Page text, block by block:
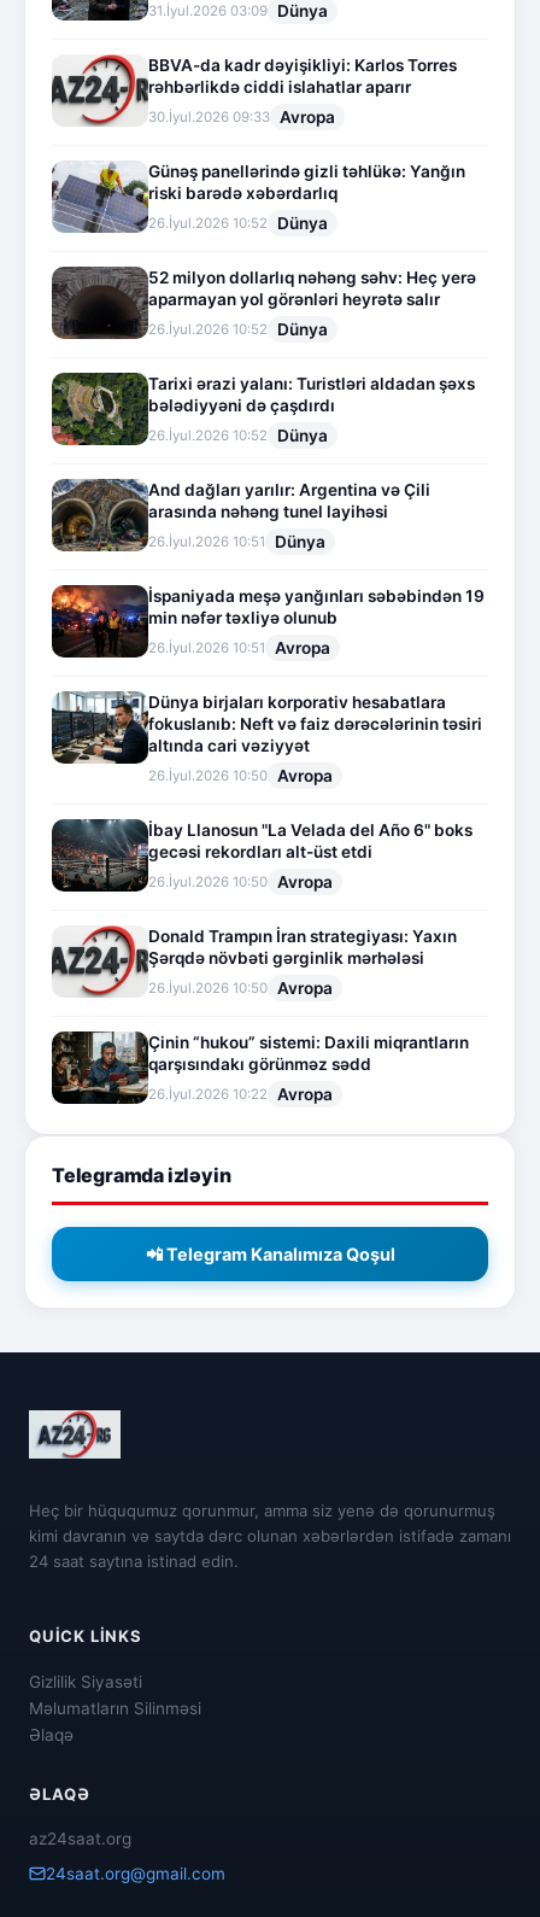
31.İyul.2026 03:09 Dünya
BBVA-da kadr dəyişikliyi: Karlos Torres
rəhbərlikdə ciddi islahatlar aparır
30.İyul.2026 09:33 Avropa
Günəş panellərində gizli təhlükə: Yanğın
riski barədə xəbərdarlıq
26.İyul.2026 10:52 Dünya
52 milyon dollarlıq nəhəng səhv: Heç yerə
aparmayan yol görənləri heyrətə salır
26.İyul.2026 10:52 Dünya
Tarixi ərazi yalanı: Turistləri aldadan şəxs
bələdiyyəni də çaşdırdı
26.İyul.2026 10:52 Dünya
And dağları yarılır: Argentina və Çili
arasında nəhəng tunel layihəsi
26.İyul.2026 10:51 Dünya
İspaniyada meşə yanğınları səbəbindən 19
min nəfər təxliyə olunub
26.İyul.2026 10:51 Avropa
Dünya birjaları korporativ hesabatlara
fokuslanıb: Neft və faiz dərəcələrinin təsiri
altında cari vəziyyət
26.İyul.2026 10:50 Avropa
İbay Llanosun "La Velada del Año 6" boks
gecəsi rekordları alt-üst etdi
26.İyul.2026 10:50 Avropa
Donald Trampın İran strategiyası: Yaxın
Şərqdə növbəti gərginlik mərhələsi
26.İyul.2026 10:50 Avropa
Çinin “hukou” sistemi: Daxili miqrantların
qarşısındakı görünməz sədd
26.İyul.2026 10:22 Avropa
Telegramda izləyin
📲 Telegram Kanalımıza Qoşul
Heç bir hüququmuz qorunmur, amma siz yenə də qorunurmuş
kimi davranın və saytda dərc olunan xəbərlərdən istifadə zamanı
24 saat saytına istinad edin.
QUICK LINKS
Gizlilik Siyasəti
Məlumatların Silinməsi
Əlaqə
ƏLAQƏ
az24saat.org
24saat.org@gmail.com